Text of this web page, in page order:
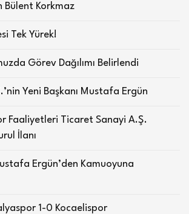
Bülent Korkmaz
Tek Yürek!
Görev Dağılımı Belirlendi
Yeni Başkanı Mustafa Ergün
Faaliyetleri Ticaret Sanayi A.Ş.
İlanı
Ergün’den Kamuoyuna
1-0 Kocaelispor